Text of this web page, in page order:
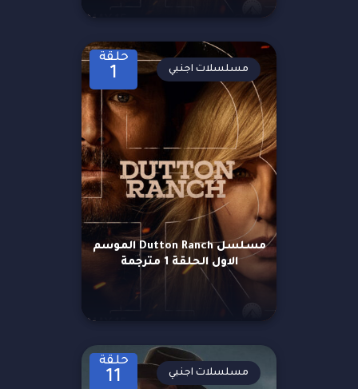
حلقة
1
مسلسل Dutton Ranch الموسم
الاول الحلقة 1 مترجمة
مسلسلات اجنبي
حلقة
11 مسلسلات اجنبي